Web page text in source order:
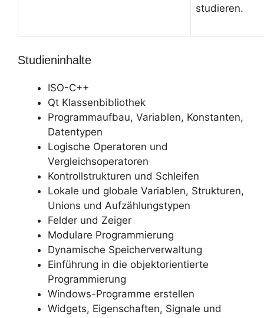
studieren.
Studieninhalte
ISO-C++
Qt Klassenbibliothek
Programmaufbau, Variablen, Konstanten,
Datentypen
Logische Operatoren und
Vergleichsoperatoren
Kontrollstrukturen und Schleifen
Lokale und globale Variablen, Strukturen,
Unions und Aufzählungstypen
Felder und Zeiger
Modulare Programmierung
Dynamische Speicherverwaltung
Einführung in die objektorientierte
Programmierung
Windows-Programme erstellen
Widgets, Eigenschaften, Signale und